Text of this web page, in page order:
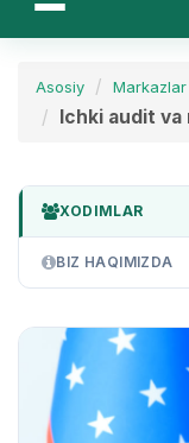
Asosiy Markazlar
Ichki audit
XODIMLAR
BIZ HAQIMIZDA